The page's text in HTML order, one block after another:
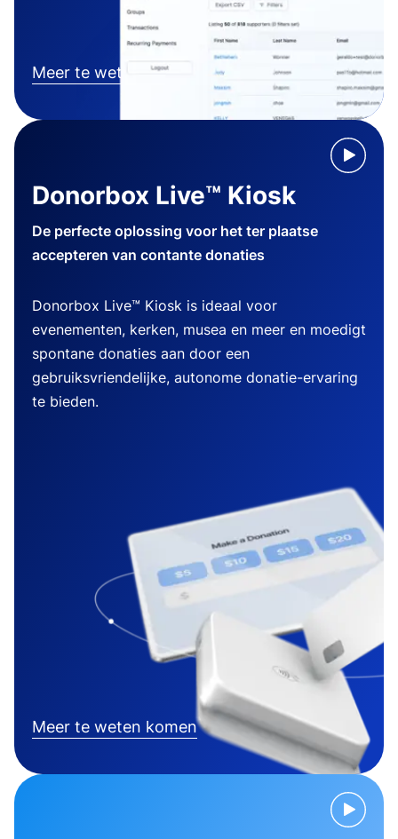
Meer te weten komen
Donorbox Live™ Kiosk
De perfecte oplossing voor het ter plaatse
accepteren van contante donaties
Donorbox Live™ Kiosk is ideaal voor
evenementen, kerken, musea en meer en moedigt
spontane donaties aan door een
gebruiksvriendelijke, autonome donatie-ervaring
te bieden.
Meer te weten komen